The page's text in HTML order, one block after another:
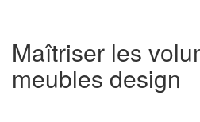
Maîtriser les
meubles design